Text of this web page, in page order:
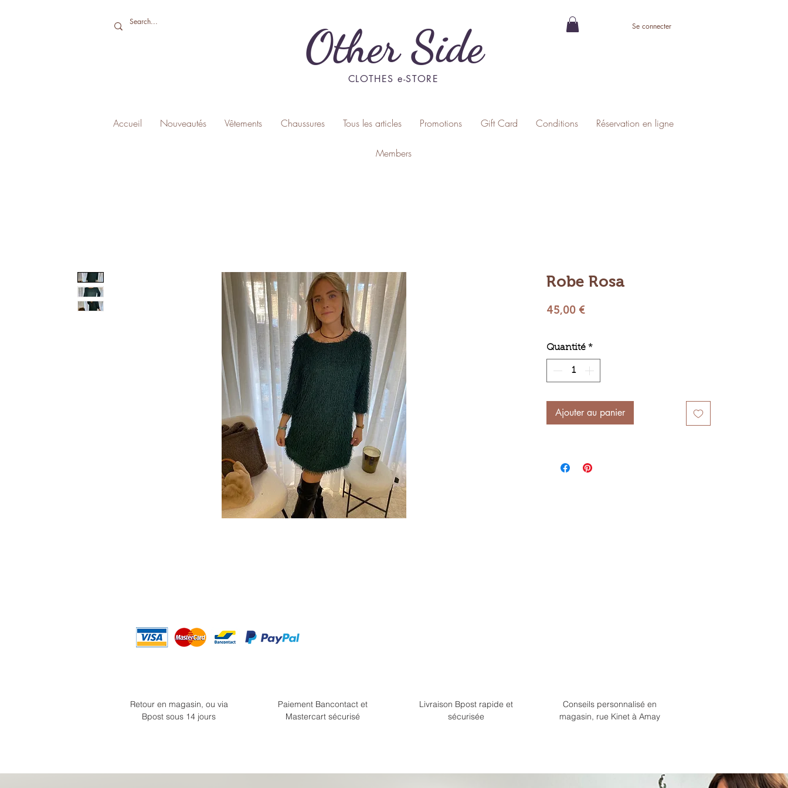
Other Side
CLOTHES e-STORE
Se connecter
Accueil Nouveautés Vêtements Chaussures Tous les articles Promotions Gift Card Conditions Réservation en ligne
Members
Robe Rosa
45,00 €Prix
Quantité *
Ajouter au panier
Retour en magasin, ou via
Bpost sous 14 jours
Paiement Bancontact et
Mastercart sécurisé
Livraison Bpost rapide et
sécurisée
Conseils personnalisé en
magasin, rue Kinet à Amay